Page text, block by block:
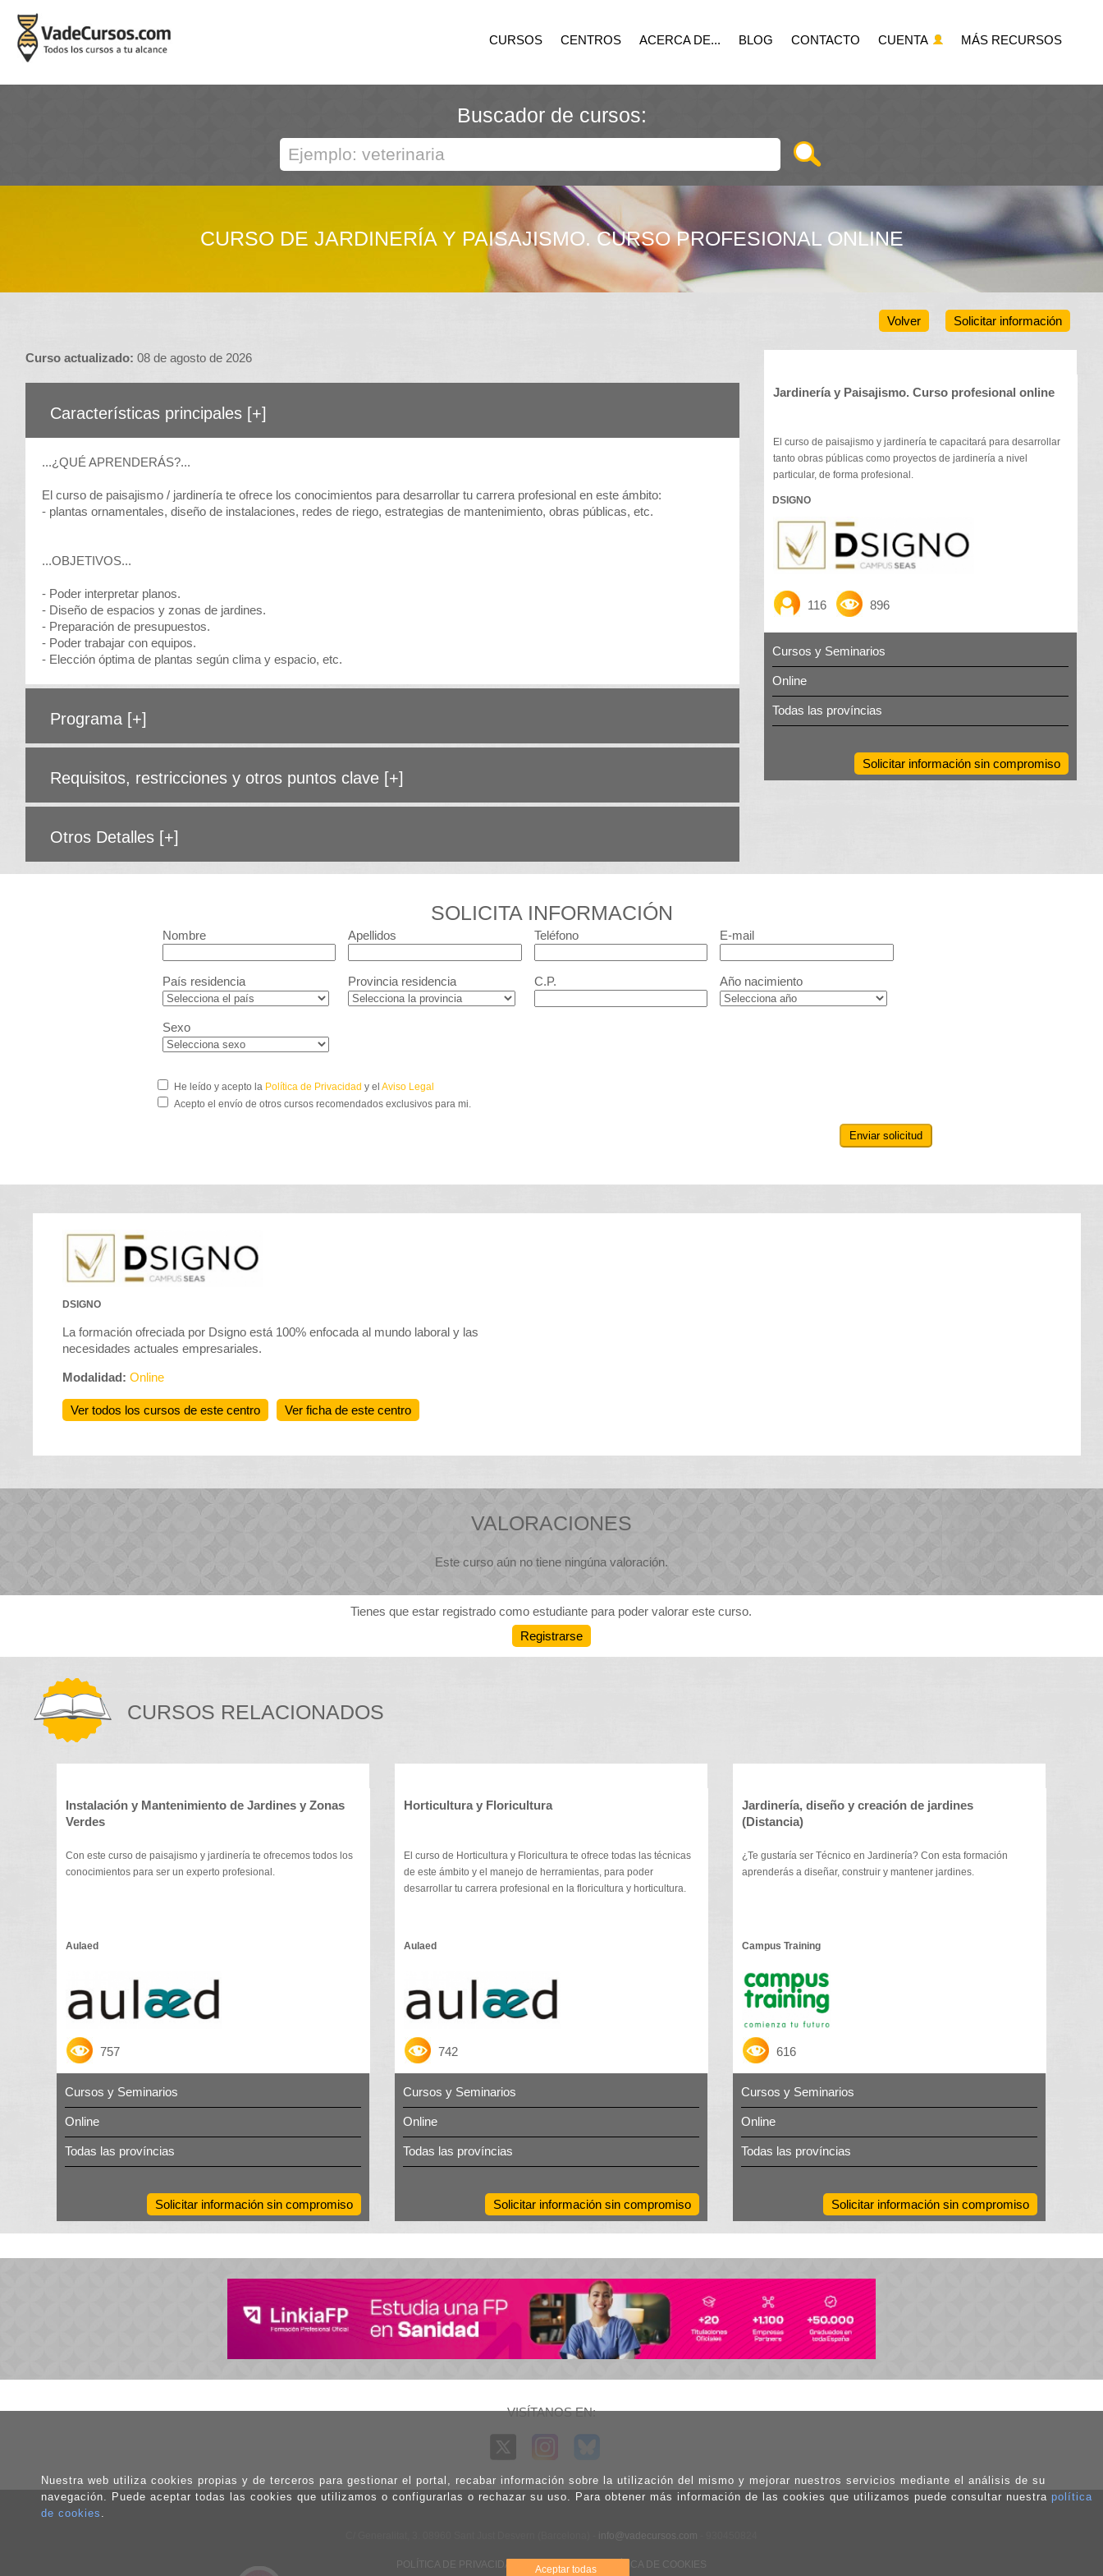
CURSOS CENTROS ACERCA DE... BLOG CONTACTO CUENTA MÁS RECURSOS
Buscador de cursos:
CURSO DE JARDINERÍA Y PAISAJISMO. CURSO PROFESIONAL ONLINE
Solicitar información
Volver
Curso actualizado: 08 de agosto de 2026
Características principales [+]
...¿QUÉ APRENDERÁS?...
El curso de paisajismo / jardinería te ofrece los conocimientos para desarrollar tu carrera profesional en este ámbito:
- plantas ornamentales, diseño de instalaciones, redes de riego, estrategias de mantenimiento, obras públicas, etc.
...OBJETIVOS...
- Poder interpretar planos.
- Diseño de espacios y zonas de jardines.
- Preparación de presupuestos.
- Poder trabajar con equipos.
- Elección óptima de plantas según clima y espacio, etc.
Programa [+]
Requisitos, restricciones y otros puntos clave [+]
Otros Detalles [+]
Jardinería y Paisajismo. Curso profesional online
El curso de paisajismo y jardinería te capacitará para desarrollar
tanto obras públicas como proyectos de jardinería a nivel
particular, de forma profesional.
DSIGNO
116 896
Cursos y Seminarios
Online
Todas las províncias
Solicitar información sin compromiso
SOLICITA INFORMACIÓN
Nombre Apellidos Teléfono E-mail
País residencia Provincia residencia C.P. Año nacimiento
Sexo
He leído y acepto la Política de Privacidad y elAviso Legal
Acepto el envío de otros cursos recomendados exclusivos para mi.
Enviar solicitud
DSIGNO
La formación ofreciada por Dsigno está 100% enfocada al mundo laboral y las
necesidades actuales empresariales.
Modalidad:Online
Ver todos los cursos de este centro Ver ficha de este centro
VALORACIONES
Este curso aún no tiene ningúna valoración.
Tienes que estar registrado como estudiante para poder valorar este curso.
Registrarse
CURSOS RELACIONADOS
Instalación y Mantenimiento de Jardines y Zonas
Verdes
Con este curso de paisajismo y jardinería te ofrecemos todos los
conocimientos para ser un experto profesional.
Aulaed
757
Cursos y Seminarios
Online
Todas las províncias
Solicitar información sin compromiso
Horticultura y Floricultura
El curso de Horticultura y Floricultura te ofrece todas las técnicas
de este ámbito y el manejo de herramientas, para poder
desarrollar tu carrera profesional en la floricultura y horticultura.
Aulaed
742
Cursos y Seminarios
Online
Todas las províncias
Solicitar información sin compromiso
Jardinería, diseño y creación de jardines
(Distancia)
¿Te gustaría ser Técnico en Jardinería? Con esta formación
aprenderás a diseñar, construir y mantener jardines.
Campus Training
616
Cursos y Seminarios
Online
Todas las províncias
Solicitar información sin compromiso
VISÍTANOS EN:
info@vadecursos.com
POLÍTICA DE PRIVACIDAD AVISO LEGAL POLÍTICA DE COOKIES
Nuestra web utiliza cookies propias y de terceros para gestionar el portal, recabar información sobre la utilización del mismo y mejorar nuestros servicios mediante el análisis de su
navegación. Puede aceptar todas las cookies que utilizamos o configurarlas o rechazar su uso. Para obtener más información de las cookies que utilizamos puede consultar nuestra política
de cookies .
Aceptar todas